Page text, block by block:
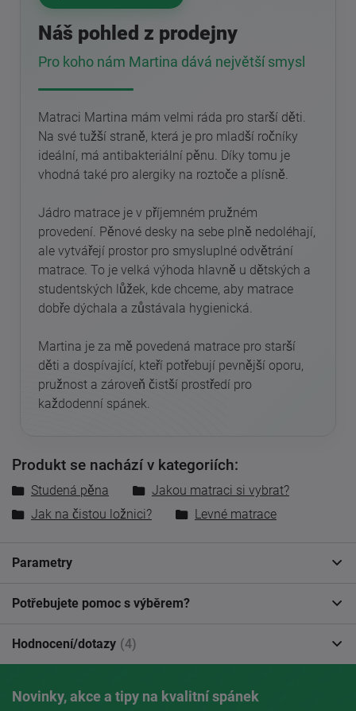
Náš pohled z prodejny
Pro koho nám Martina dává největší smysl
Matraci Martina mám velmi ráda pro starší děti.
Na své tužší straně, která je pro mladší ročníky
ideální, má antibakteriální pěnu. Díky tomu je
vhodná také pro alergiky na roztoče a plísně.
Jádro matrace je v příjemném pružném
provedení. Pěnové desky na sebe plně nedoléhají,
ale vytvářejí prostor pro smysluplné odvětrání
matrace. To je velká výhoda hlavně u dětských a
studentských lůžek, kde chceme, aby matrace
dobře dýchala a zůstávala hygienická.
Martina je za mě povedená matrace pro starší
děti a dospívající, kteří potřebují pevnější oporu,
pružnost a zároveň čistší prostředí pro
každodenní spánek.
Produkt se nachází v kategoriích:
Studená pěna
Jakou matraci si vybrat?
Jak na čistou ložnici?
Levné matrace
Parametry
Potřebujete pomoc s výběrem?
Hodnocení/dotazy (4)
Novinky, akce a tipy na kvalitní spánek